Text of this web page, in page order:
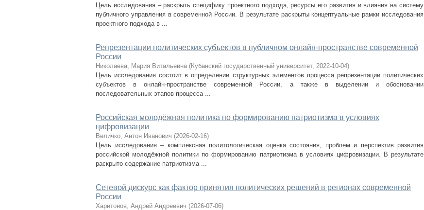
Цель исследования – раскрыть специфику проектного подхода, ресурсы его развития и влияния на систему
публичного управления в современной России. В результате раскрыты концептуальные рамки исследования
проектного подхода в ...
Репрезентации политических субъектов в публичном онлайн-пространстве современной
России
Николаева, Мария Витальевна (Кубанский государственный университет, 2022-10-04)
Цель исследования состоит в определении структурных элементов процесса репрезентации политических
субъектов в онлайн-пространстве современной России, а также в выделении и обосновании
последовательных этапов процесса ...
Российская молодёжная политика по формированию патриотизма в условиях
цифровизации
Величко, Антон Иванович (2026-02-16)
Цель исследования – комплексная политологическая оценка состояния, проблем и перспектив развития
российской молодёжной политики по формированию патриотизма в условиях цифровизации. В результате
раскрыто содержание патриотизма ...
Сетевой дискурс как фактор принятия политических решений в регионах современной
России
Харитонов, Андрей Андреевич (2026-07-06)